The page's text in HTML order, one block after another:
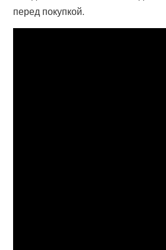
перед покупкой.